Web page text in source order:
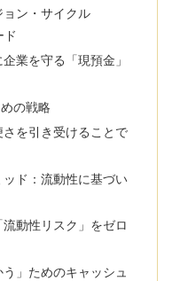
ン・サイクル
ド
業を守る「現預金」
の戦略
を引き受けることで
ド：流動性に基づい
動性リスク」をゼロ
」ためのキャッシュ